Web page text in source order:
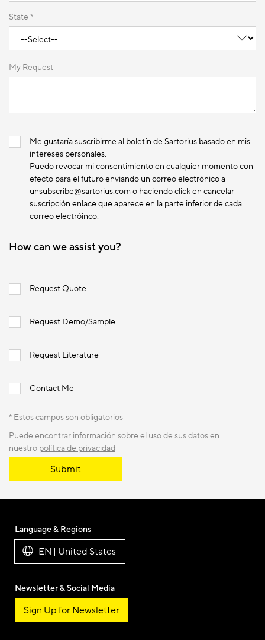
State *
My Request
Me gustaría suscribirme al boletín de Sartorius basado en mis
intereses personales.
Puedo revocar mi consentimiento en cualquier momento con
efecto para el futuro enviando un correo electrónico a
unsubscribe@sartorius.com o haciendo click en cancelar
suscripción enlace que aparece en la parte inferior de cada
correo electróinco.
How can we assist you?
Request Quote
Request Demo/Sample
Request Literature
Contact Me
* Estos campos son obligatorios
Puede encontrar información sobre el uso de sus datos en
nuestro política de privacidad
Submit
Language & Regions
EN | United States
Newsletter & Social Media
Sign Up for Newsletter